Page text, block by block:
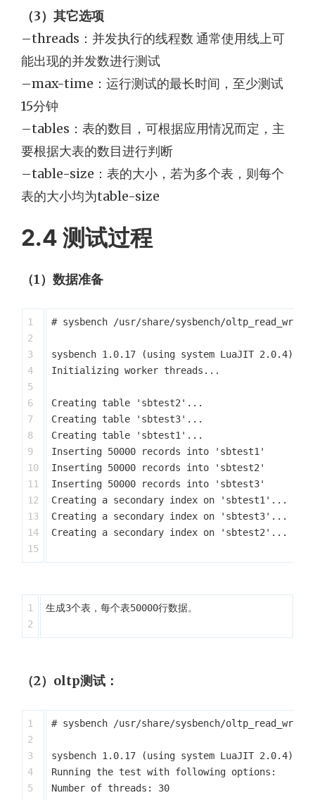
（3）其它选项
–threads：并发执行的线程数 通常使用线上可
能出现的并发数进行测试
–max-time：运行测试的最长时间，至少测试
15分钟
–tables：表的数目，可根据应用情况而定，主
要根据大表的数目进行判断
–table-size：表的大小，若为多个表，则每个
表的大小均为table-size
2.4 测试过程
（1）数据准备
1
2
3
4
5
6
7
8
9
10
11
12
13
14
# sysbench /usr/share/sysbench/
sysbench 1.0.17 (using system LuaJIT 2.0.4)
Initializing worker threads...
Creating table 'sbtest2'...
Creating table 'sbtest3'...
Creating table 'sbtest1'...
Inserting 50000 records into 'sbtest1'
Inserting 50000 records into 'sbtest2'
Inserting 50000 records into 'sbtest3'
Creating a secondary index on 'sbtest1'...
Creating a secondary index on 'sbtest3'...
Creating a secondary index on 'sbtest2'...
1
​生成3个表，每个表5​0000行数据。
（2）oltp测试：
1
2
3
4
5
# sysbench /usr/share/sysbench/
sysbench 1.0.17 (using system LuaJIT 2.0.4)
Running the test with following options:
Number of threads: 30